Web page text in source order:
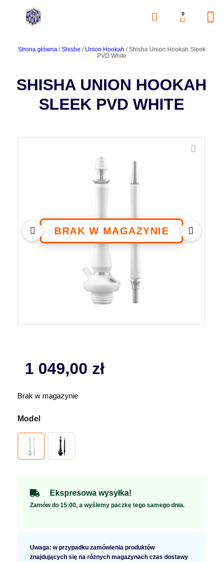
0
Strona główna/Shishe / Union Hookah / Shisha Union Hookah Sleek
PVD White
SHISHA UNION HOOKAH
SLEEK PVD WHITE
1 049,00 zł
Brak w magazynie
Ekspresowa wysyłka!
Zamów do 15:00, a wyślemy paczkę tego samego dnia.
Uwaga: w przypadku zamówienia produktów
znajdujących się na różnych magazynach czas dostawy